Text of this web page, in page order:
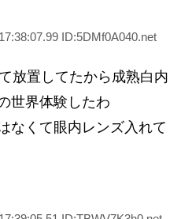
ID:5DMf0A040.net
放置してたから成熟白内
世界体験したわ
なくて眼内レンズ入れて